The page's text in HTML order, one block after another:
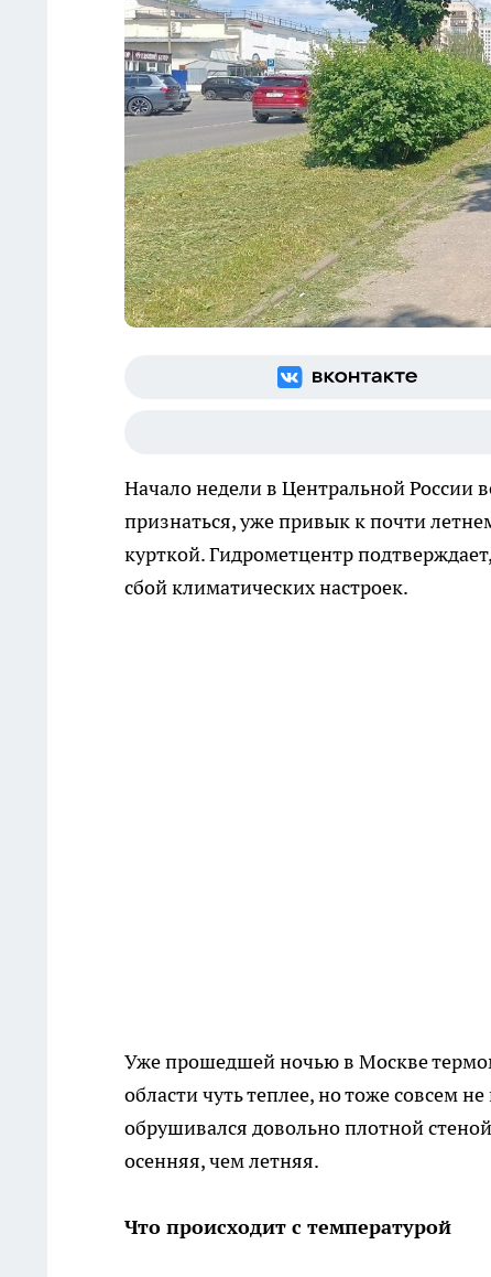
Начало недели в Центральной России
признаться, уже привык к почти
курткой. Гидрометцентр
сбой климатических настроек.
Уже прошедшей ночью в Москве
области чуть теплее, но тоже совсем
обрушивался довольно плотной
осенняя, чем летняя.
Что происходит с температурой